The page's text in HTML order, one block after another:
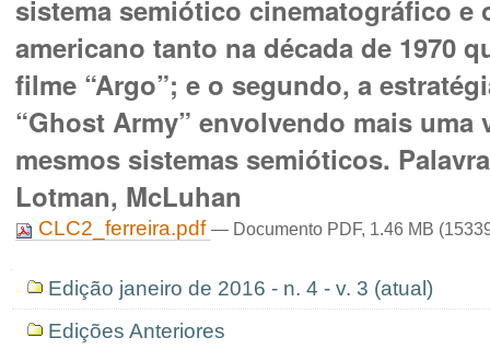
sistema semiótico cinematográfico
americano tanto na década de 1970
filme “Argo”; e o segundo, a
“Ghost Army” envolvendo mais
mesmos sistemas semióticos.
Lotman, McLuhan
CLC2_ferreira.pdf — Documento PDF, 1.46 MB
NavegaçãoEdição janeiro de 2016 - n. 4 - v. 3 (atual)
Edições Anteriores